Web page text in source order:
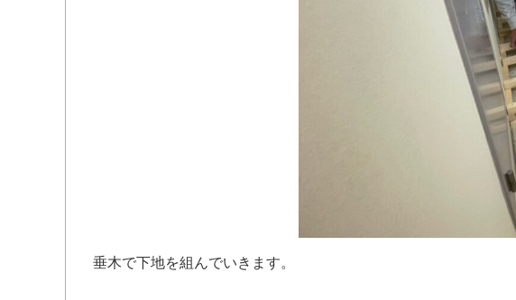
垂木で下地を組んでいきます。